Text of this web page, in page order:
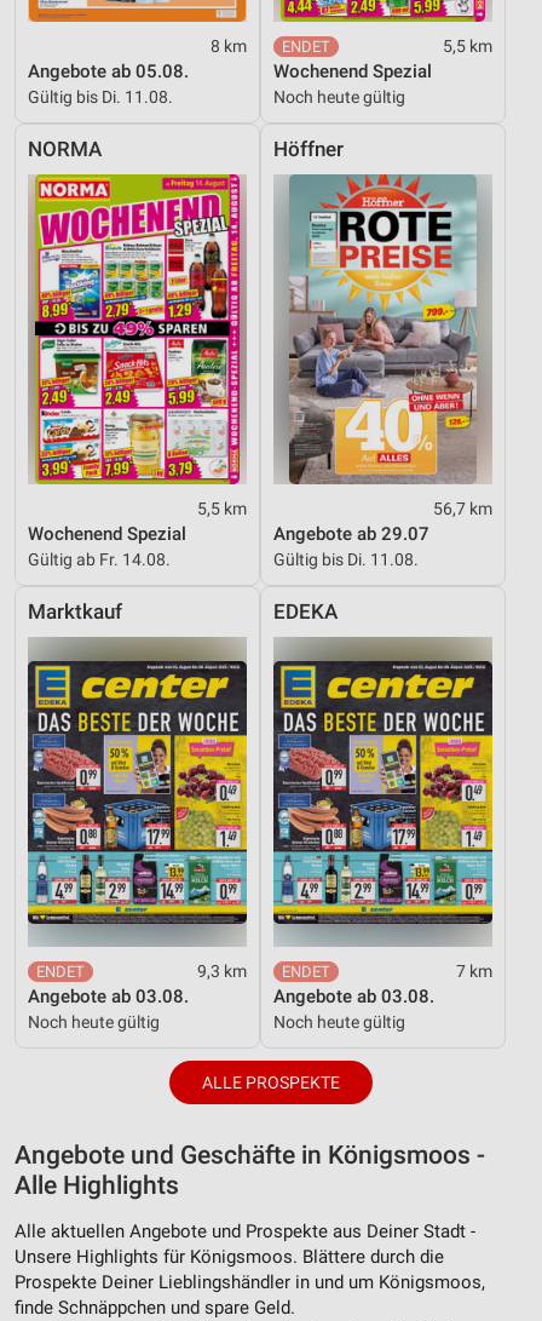
8 km
Angebote ab 05.08.
Gültig bis Di. 11.08.
5,5 km
Wochenend Spezial
Noch heute gültig
NORMA
5,5 km
Wochenend Spezial
Gültig ab Fr. 14.08.
Höffner
56,7 km
Angebote ab 29.07
Gültig bis Di. 11.08.
Marktkauf
9,3 km
Angebote ab 03.08.
Noch heute gültig
EDEKA
7 km
Angebote ab 03.08.
Noch heute gültig
ALLE PROSPEKTE
Angebote und Geschäfte in Königsmoos -
Alle Highlights
Alle aktuellen Angebote und Prospekte aus Deiner Stadt -
Unsere Highlights für Königsmoos. Blättere durch die
Prospekte Deiner Lieblingshändler in und um Königsmoos,
finde Schnäppchen und spare Geld.